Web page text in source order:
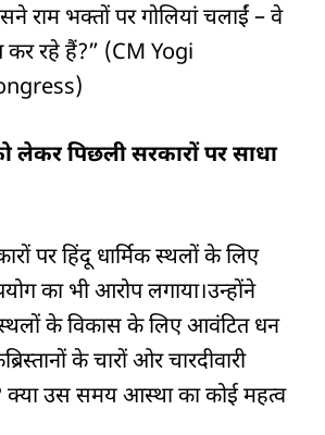
राम भक्तों पर गोलियां चलाईं – वे
कर रहे हैं?” (CM Yogi
लेकर पिछली सरकारों पर साधा
पर हिंदू धार्मिक स्थलों के लिए
का भी आरोप लगाया।उन्होंने
स्थलों के विकास के लिए आवंटित धन
के चारों ओर चारदीवारी
क्या उस समय आस्था का कोई महत्व